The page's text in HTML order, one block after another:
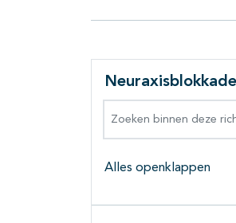
Alles openklappen